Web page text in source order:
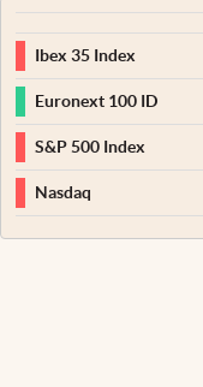
Ibex 35 Index
Euronext 100 ID
S&P 500 Index
Nasdaq